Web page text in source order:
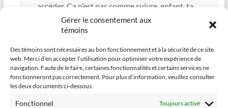
Gérer le consentement aux
témoins
Des témoins sont nécessaires au bon fonctionnement et à la sécurité de ce site
web. Merci d’en accepter l’utilisation pour optimiser votre expérience de
navigation. Faute de le faire, certaines fonctionnalités et certains services ne
fonctionneront pas correctement. Pour plus d’information, veuillez consulter
les deux documents ci-dessous.
Fonctionnel Toujours activé
accéder. Ça n’est pas comme suivre, enfant, ta
grand-mère dans les bois, j’en conviens.
Laisser un commentaire